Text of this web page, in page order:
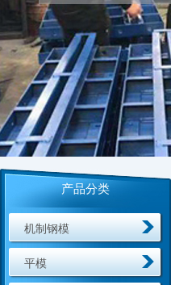
产品分类
机制钢模
平模